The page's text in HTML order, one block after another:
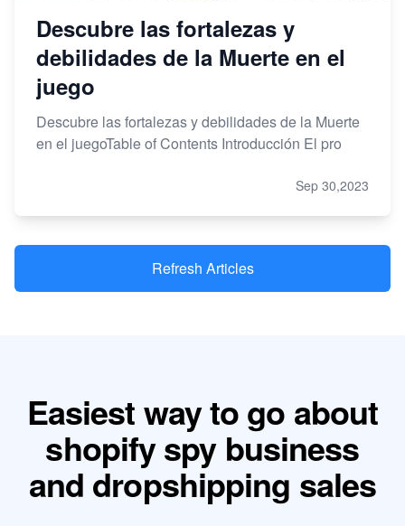
Descubre las fortalezas y
debilidades de la Muerte en el
juego
Descubre las fortalezas y debilidades de la Muerte
en el juegoTable of Contents Introducción El pro
Sep 30,2023
Refresh Articles
Easiest way to go about
shopify spy business
and dropshipping sales